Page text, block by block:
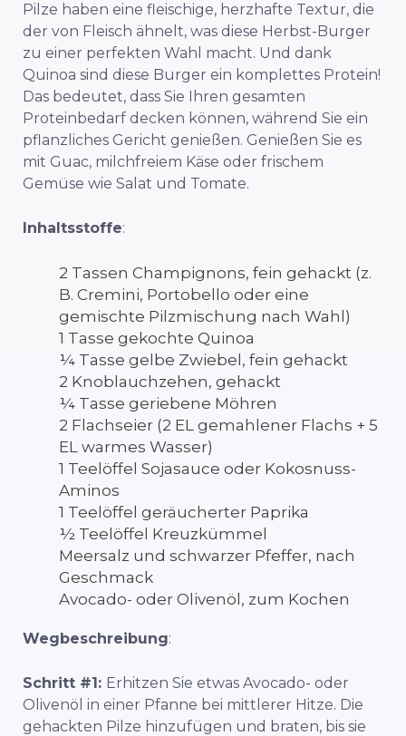
Pilze haben eine fleischige, herzhafte Textur, die
der von Fleisch ähnelt, was diese Herbst-Burger
zu einer perfekten Wahl macht. Und dank
Quinoa sind diese Burger ein komplettes Protein!
Das bedeutet, dass Sie Ihren gesamten
Proteinbedarf decken können, während Sie ein
pflanzliches Gericht genießen. Genießen Sie es
mit Guac, milchfreiem Käse oder frischem
Gemüse wie Salat und Tomate.
Inhaltsstoffe:
2 Tassen Champignons, fein gehackt (z.
B. Cremini, Portobello oder eine
gemischte Pilzmischung nach Wahl)
1 Tasse gekochte Quinoa
¼ Tasse gelbe Zwiebel, fein gehackt
2 Knoblauchzehen, gehackt
¼ Tasse geriebene Möhren
2 Flachseier (2 EL gemahlener Flachs + 5
EL warmes Wasser)
1 Teelöffel Sojasauce oder Kokosnuss-
Aminos
1 Teelöffel geräucherter Paprika
½ Teelöffel Kreuzkümmel
Meersalz und schwarzer Pfeffer, nach
Geschmack
Avocado- oder Olivenöl, zum Kochen
Wegbeschreibung:
Schritt #1: Erhitzen Sie etwas Avocado- oder
Olivenöl in einer Pfanne bei mittlerer Hitze. Die
gehackten Pilze hinzufügen und braten, bis sie